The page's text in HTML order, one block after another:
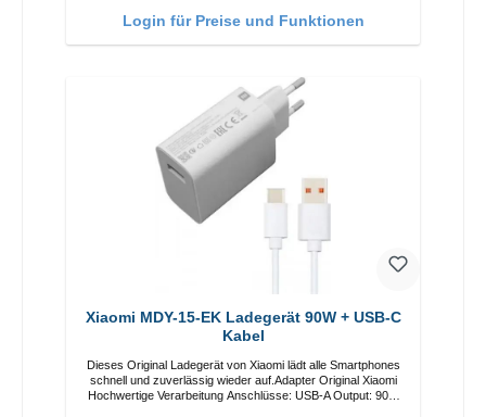
Login für Preise und Funktionen
Xiaomi MDY-15-EK Ladegerät 90W + USB-C
Kabel
Dieses Original Ladegerät von Xiaomi lädt alle Smartphones
schnell und zuverlässig wieder auf.Adapter Original Xiaomi
Hochwertige Verarbeitung Anschlüsse: USB-A Output: 90W